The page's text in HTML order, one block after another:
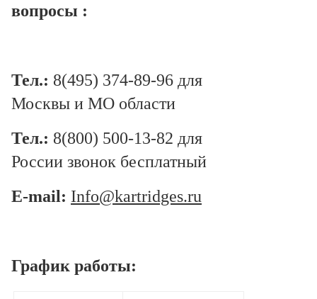
вопросы :
Тел.: 8(495) 374-89-96 для
Москвы и МО области
Тел.: 8(800) 500-13-82 для
России звонок бесплатный
E-mail: Info@kartridges.ru
График работы: